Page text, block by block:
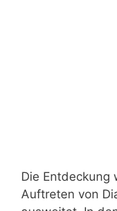
Die Entdeckung
Auftreten von